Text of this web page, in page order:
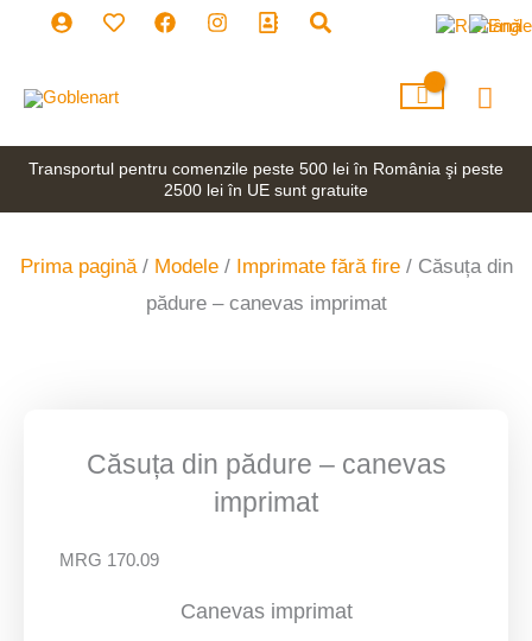
Transportul pentru comenzile peste 500 lei în România şi peste
2500 lei în UE sunt gratuite
Prima pagină/ Modele/ Imprimate fără fire/ Căsuța din
pădure – canevas imprimat
Căsuța din pădure – canevas
imprimat
MRG 170.09
Canevas imprimat